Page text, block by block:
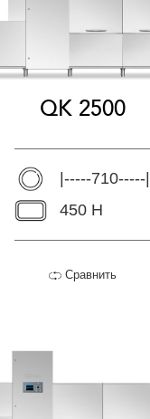
QK 2500
|-----710-----|
450 H
Сравнить